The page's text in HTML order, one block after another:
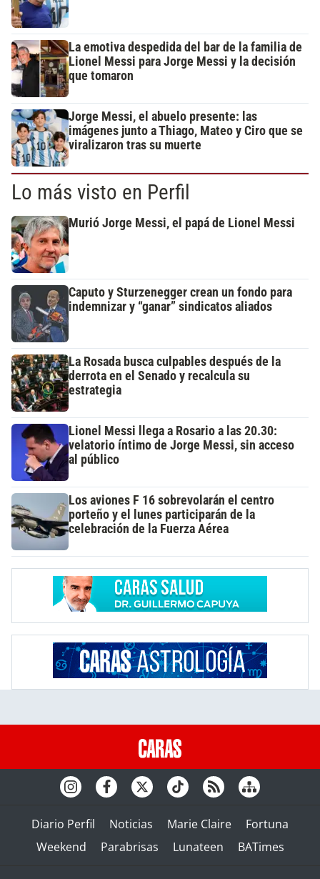
La emotiva despedida del bar de la familia de
Lionel Messi para Jorge Messi y la decisión
que tomaron
Jorge Messi, el abuelo presente: las
imágenes junto a Thiago, Mateo y Ciro que se
viralizaron tras su muerte
Lo más visto en Perfil
Murió Jorge Messi, el papá de Lionel Messi
Caputo y Sturzenegger crean un fondo para
indemnizar y “ganar” sindicatos aliados
La Rosada busca culpables después de la
derrota en el Senado y recalcula su
estrategia
Lionel Messi llega a Rosario a las 20.30:
velatorio íntimo de Jorge Messi, sin acceso
al público
Los aviones F 16 sobrevolarán el centro
porteño y el lunes participarán de la
celebración de la Fuerza Aérea
Diario Perfil Noticias Marie Claire
Fortuna
Weekend
Parabrisas Lunateen BATimes